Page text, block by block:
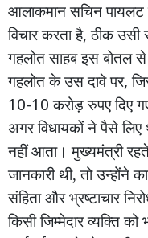
आलाकमान सचिन पायलट
विचार करता है,ठीक उसी
गहलोत साहब इस बोतल से
गहलोत के उस दावे पर,
10-10करोड़ रुपए दिए
अगर विधायकों ने पैसे लिए
नहीं आता। मुख्यमंत्री
जानकारी थी, तो उन्होंने
संहिता और भ्रष्टाचार
किसी जिम्मेदार व्यक्ति को